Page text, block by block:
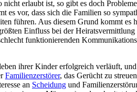
erlaubt ist, so gibt es doch
vor, dass sich die Familien so
führen. Aus diesem Grund kommt
Einfluss bei der
funktionierenden
ihrer Kinder erfolgreich verläuft,
Familienzerstörer, das Gerücht zu
an Scheidung und